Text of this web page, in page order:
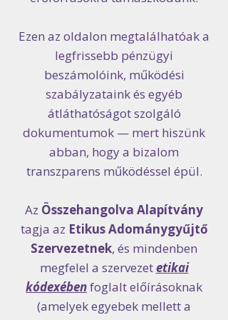
Ezen az oldalon megtalálhatóak a
legfrissebb pénzügyi
beszámolóink, működési
szabályzataink és egyéb
átláthatóságot szolgáló
dokumentumok — mert hiszünk
abban, hogy a bizalom
transzparens működéssel épül.
Az Összehangolva Alapítvány
tagja az Etikus Adománygyűjtő
Szervezetnek, és mindenben
megfelel a szervezetetikai
kódexébenfoglalt előírásoknak
(amelyek egyebek mellett a